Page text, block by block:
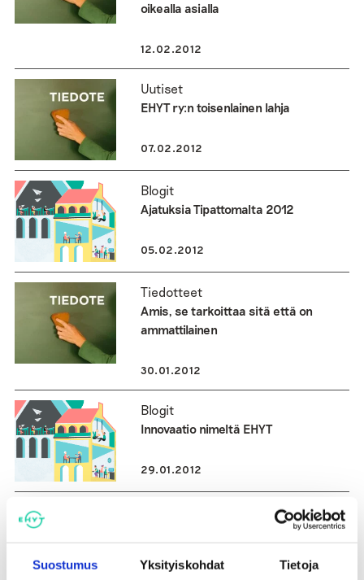
Suostumus Yksityiskohdat Tietoja
oikealla asialla
12.02.2012
Uutiset
EHYT ry:n toisenlainen lahja
07.02.2012
Blogit
Ajatuksia Tipattomalta 2012
05.02.2012
Tiedotteet
Amis, se tarkoittaa sitä että on
ammattilainen
30.01.2012
Blogit
Innovaatio nimeltä EHYT
29.01.2012
22.01.2012